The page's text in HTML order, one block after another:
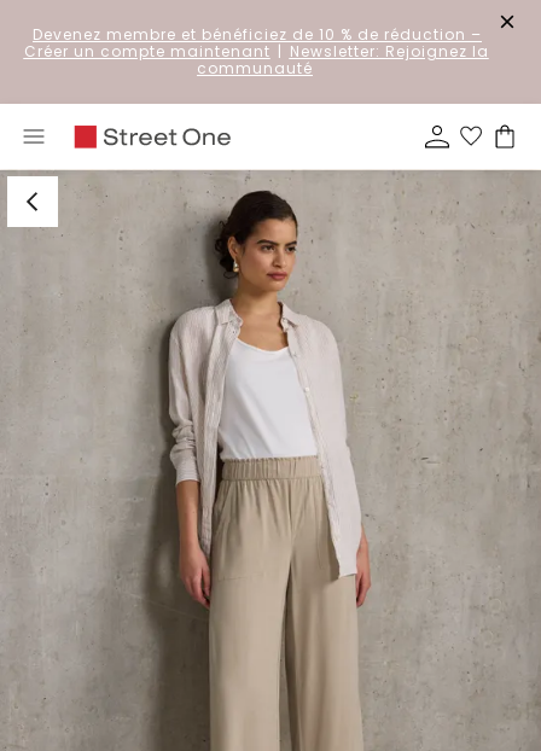
Devenez membre et bénéficiez de 10 % de réduction –
Créer un compte maintenant | Newsletter: Rejoignez la
communauté